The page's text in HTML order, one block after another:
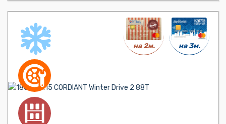
на 2м. на 3м.